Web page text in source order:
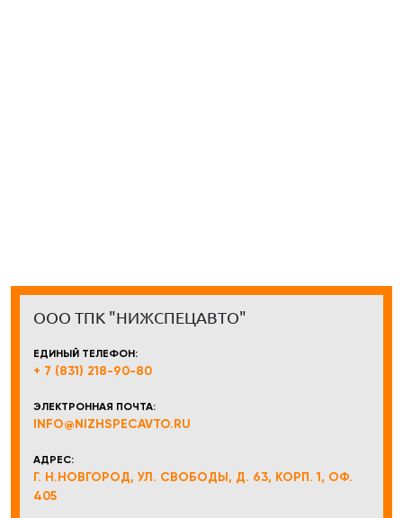
ООО ТПК "НИЖСПЕЦАВТО"
ЕДИНЫЙ ТЕЛЕФОН:
+ 7 (831) 218-90-80
ЭЛЕКТРОННАЯ ПОЧТА:
INFO@NIZHSPECAVTO.RU
АДРЕС:
Г. Н.НОВГОРОД, УЛ. СВОБОДЫ, Д. 63, КОРП. 1, ОФ.
405